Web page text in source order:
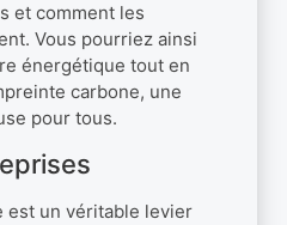
et comment les
Vous pourriez ainsi
énergétique tout en
carbone, une
pour tous.
est un véritable levier